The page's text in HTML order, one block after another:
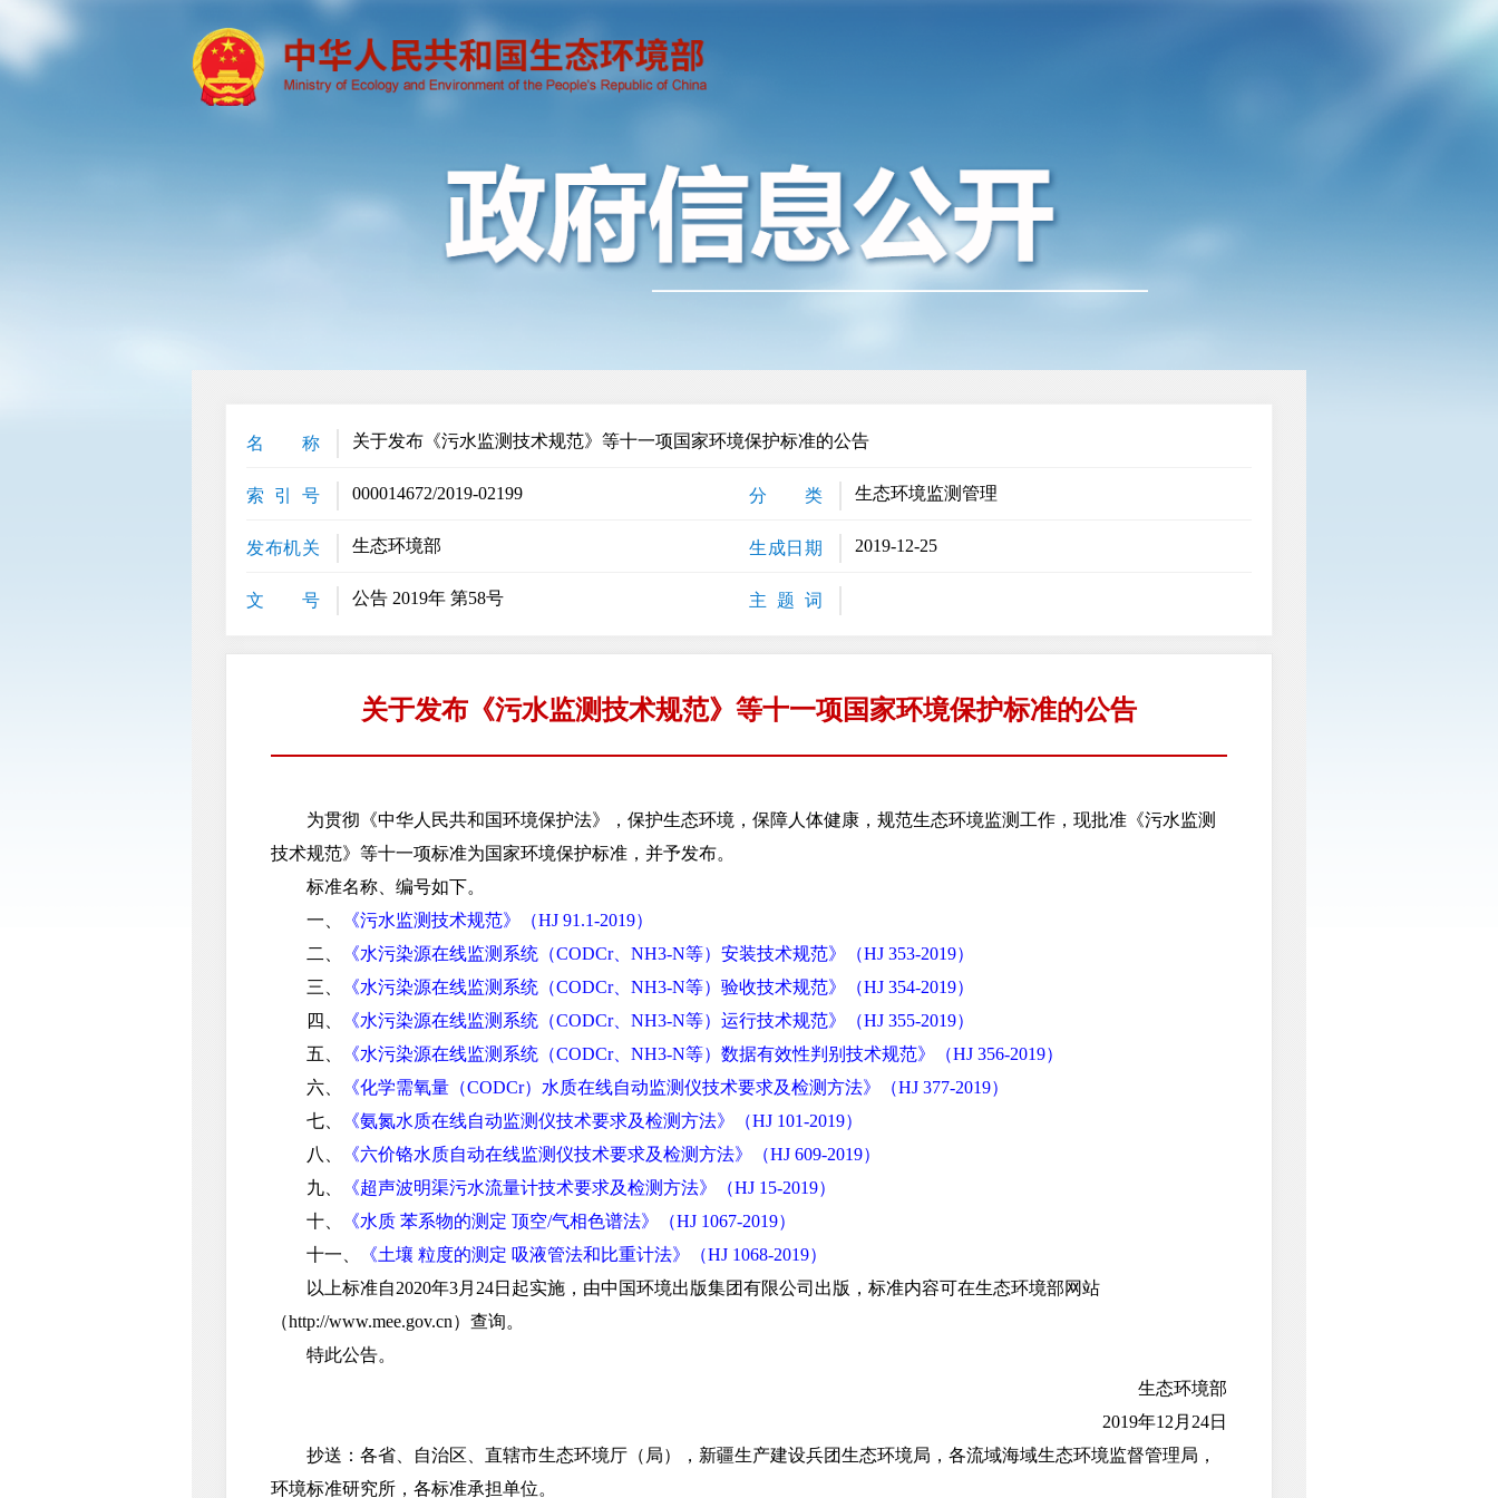
名 称 关于发布《污水监测技术规范》等十一项国家环境保护标准的公告
索 引 号 000014672/2019-02199 分 类 生态环境监测管理
发布机关 生态环境部 生成日期 2019-12-25
文 号 公告 2019年 第58号 主 题 词
关于发布《污水监测技术规范》等十一项国家环境保护标准的公告
为贯彻《中华人民共和国环境保护法》，保护生态环境，保障人体健康，规范生态环境监测工作，现批准《污水监测
技术规范》等十一项标准为国家环境保护标准，并予发布。
标准名称、编号如下。
一、
《污水监测技术规范》（HJ 91.1-2019）
二、
《水污染源在线监测系统（CODCr、NH3-N等）安装技术规范》（HJ 353-2019）
三、
《水污染源在线监测系统（CODCr、NH3-N等）验收技术规范》（HJ 354-2019）
四、
《水污染源在线监测系统（CODCr、NH3-N等）运行技术规范》（HJ 355-2019）
五、
《水污染源在线监测系统（CODCr、NH3-N等）数据有效性判别技术规范》（HJ 356-2019）
六、
《化学需氧量（CODCr）水质在线自动监测仪技术要求及检测方法》（HJ 377-2019）
七、
《氨氮水质在线自动监测仪技术要求及检测方法》（HJ 101-2019）
八、
《六价铬水质自动在线监测仪技术要求及检测方法》（HJ 609-2019）
九、
《超声波明渠污水流量计技术要求及检测方法》（HJ 15-2019）
十、
《水质 苯系物的测定 顶空/气相色谱法》（HJ 1067-2019）
十一、
《土壤 粒度的测定 吸液管法和比重计法》（HJ 1068-2019）
以上标准自2020年3月24日起实施，由中国环境出版集团有限公司出版，标准内容可在生态环境部网站
（http://www.mee.gov.cn）查询。
特此公告。
生态环境部
2019年12月24日
抄送：各省、自治区、直辖市生态环境厅（局），新疆生产建设兵团生态环境局，各流域海域生态环境监督管理局，
环境标准研究所，各标准承担单位。